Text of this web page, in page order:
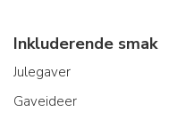
Inkluderende smak
Julegaver
Gaveideer